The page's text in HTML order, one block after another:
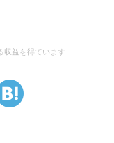
収益を得ています